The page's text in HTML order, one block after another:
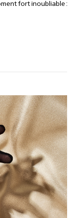
fort inoubliable :